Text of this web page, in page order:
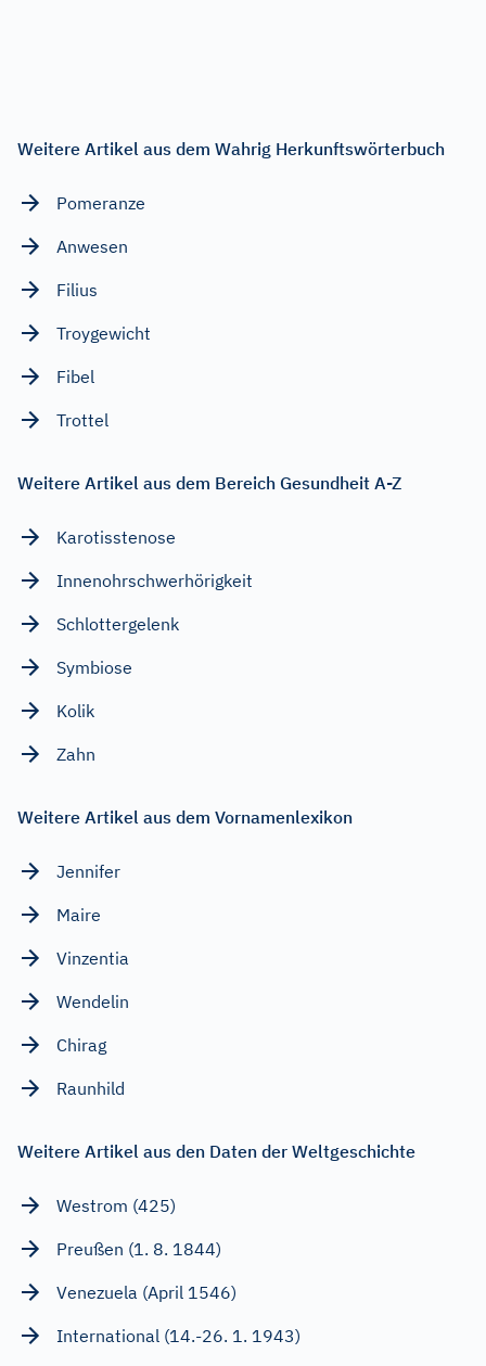
Weitere Artikel aus dem Wahrig Herkunftswörterbuch
Pomeranze
Anwesen
Filius
Troygewicht
Fibel
Trottel
Weitere Artikel aus dem Bereich Gesundheit A-Z
Karotisstenose
Innenohrschwerhörigkeit
Schlottergelenk
Symbiose
Kolik
Zahn
Weitere Artikel aus dem Vornamenlexikon
Jennifer
Maire
Vinzentia
Wendelin
Chirag
Raunhild
Weitere Artikel aus den Daten der Weltgeschichte
Westrom (425)
Preußen (1. 8. 1844)
Venezuela (April 1546)
International (14.-26. 1. 1943)